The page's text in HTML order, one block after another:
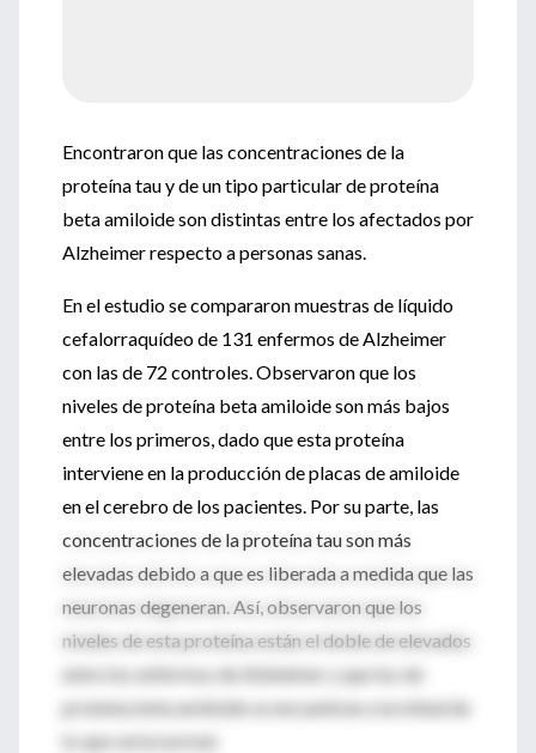
Encontraron que las concentraciones de la
proteína tau y de un tipo particular de proteína
beta amiloide son distintas entre los afectados por
Alzheimer respecto a personas sanas.
En el estudio se compararon muestras de líquido
cefalorraquídeo de 131 enfermos de Alzheimer
con las de 72 controles. Observaron que los
niveles de proteína beta amiloide son más bajos
entre los primeros, dado que esta proteína
interviene en la producción de placas de amiloide
en el cerebro de los pacientes. Por su parte, las
concentraciones de la proteína tau son más
elevadas debido a que es liberada a medida que las
neuronas degeneran. Así, observaron que los
niveles de esta proteína están el doble de elevados
entre los enfermos de Alzheimer y que los de
proteína beta amiloide se encuentran a la mitad de
lo que sería normal.